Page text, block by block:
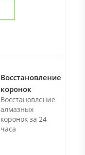
Восстановление
коронок
Восстановление
алмазных
коронок за 24
часа